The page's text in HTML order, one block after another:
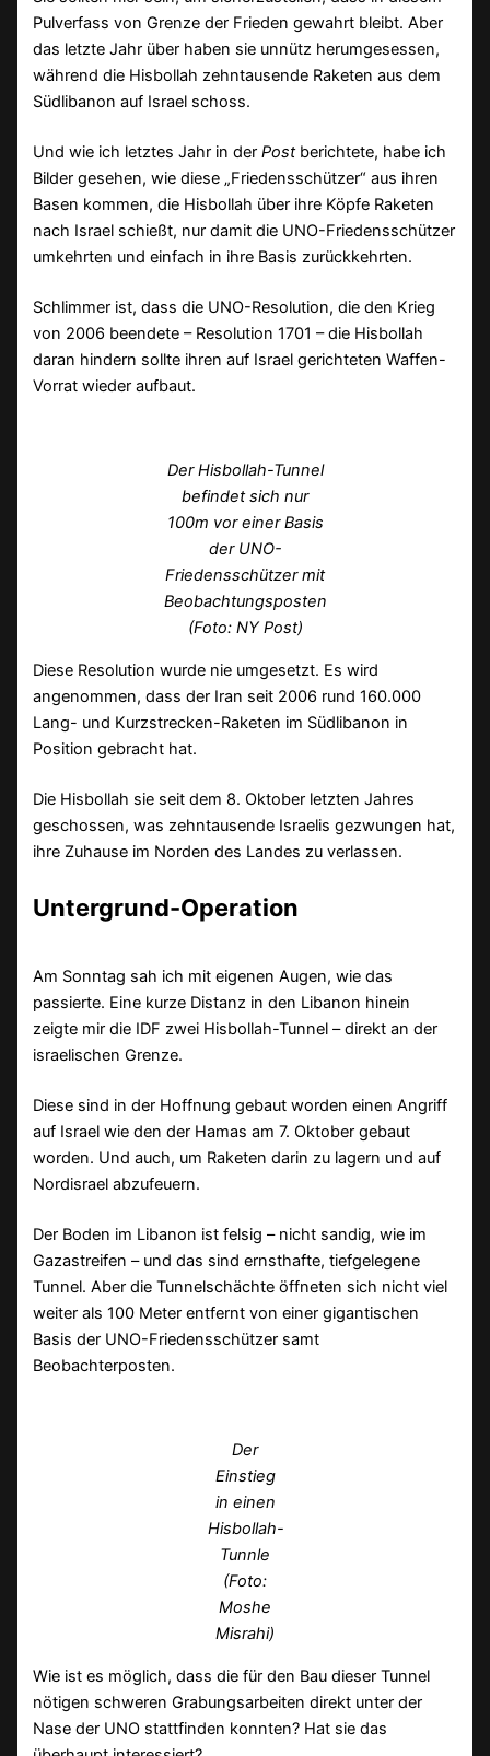
Pulverfass von Grenze der Frieden gewahrt bleibt. Aber
das letzte Jahr über haben sie unnütz herumgesessen,
während die Hisbollah zehntausende Raketen aus dem
Südlibanon auf Israel schoss.
Und wie ich letztes Jahr in derPostberichtete, habe ich
Bilder gesehen, wie diese „Friedensschützer“ aus ihren
Basen kommen, die Hisbollah über ihre Köpfe Raketen
nach Israel schießt, nur damit die UNO-Friedensschützer
umkehrten und einfach in ihre Basis zurückkehrten.
Schlimmer ist, dass die UNO-Resolution, die den Krieg
von 2006 beendete – Resolution 1701 – die Hisbollah
daran hindern sollte ihren auf Israel gerichteten Waffen-
Vorrat wieder aufbaut.
Der Hisbollah-Tunnel
befindet sich nur
100m vor einer Basis
der UNO-
Friedensschützer mit
Beobachtungsposten
(Foto: NY Post)
Diese Resolution wurde nie umgesetzt. Es wird
angenommen, dass der Iran seit 2006 rund 160.000
Lang- und Kurzstrecken-Raketen im Südlibanon in
Position gebracht hat.
Die Hisbollah sie seit dem 8. Oktober letzten Jahres
geschossen, was zehntausende Israelis gezwungen hat,
ihre Zuhause im Norden des Landes zu verlassen.
Untergrund-Operation
Am Sonntag sah ich mit eigenen Augen, wie das
passierte. Eine kurze Distanz in den Libanon hinein
zeigte mir die IDF zwei Hisbollah-Tunnel – direkt an der
israelischen Grenze.
Diese sind in der Hoffnung gebaut worden einen Angriff
auf Israel wie den der Hamas am 7. Oktober gebaut
worden. Und auch, um Raketen darin zu lagern und auf
Nordisrael abzufeuern.
Der Boden im Libanon ist felsig – nicht sandig, wie im
Gazastreifen – und das sind ernsthafte, tiefgelegene
Tunnel. Aber die Tunnelschächte öffneten sich nicht viel
weiter als 100 Meter entfernt von einer gigantischen
Basis der UNO-Friedensschützer samt
Beobachterposten.
Der
Einstieg
in einen
Hisbollah-
Tunnle
(Foto:
Moshe
Misrahi)
Wie ist es möglich, dass die für den Bau dieser Tunnel
nötigen schweren Grabungsarbeiten direkt unter der
Nase der UNO stattfinden konnten? Hat sie das